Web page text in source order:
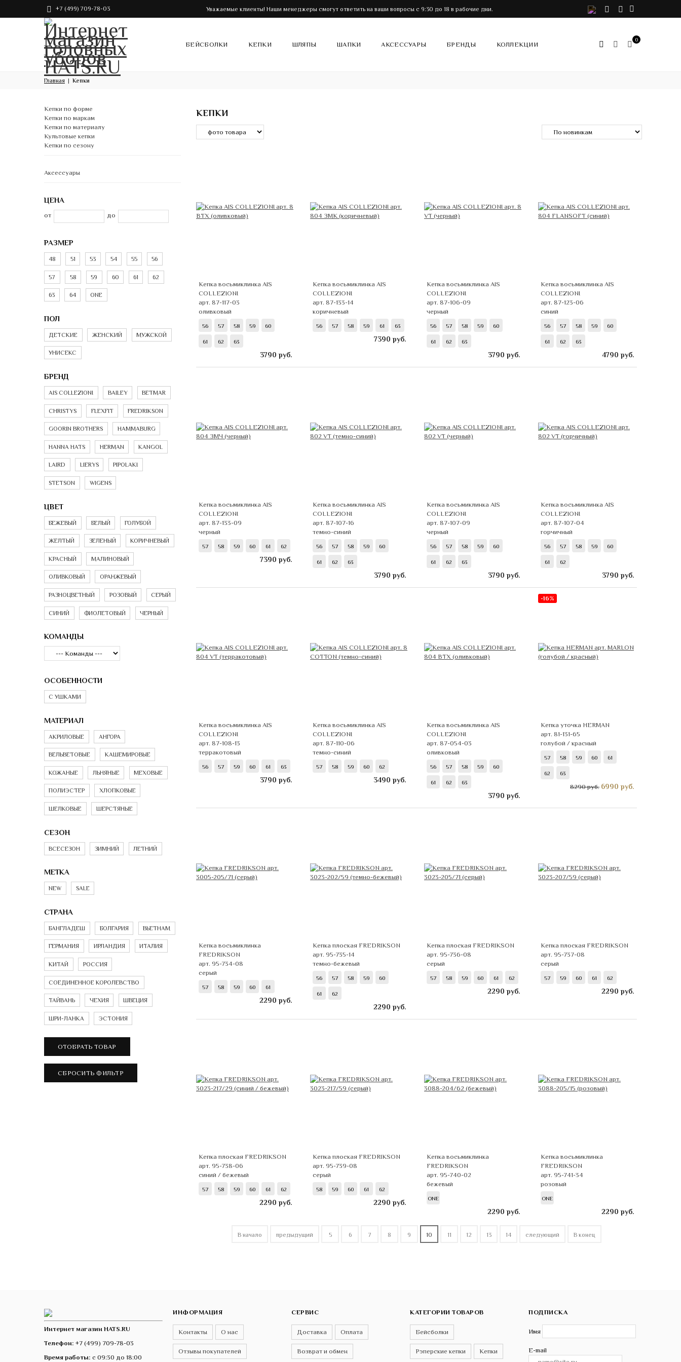
+7 (499) 709-78-03 Уважаемые клиенты! Наши менеджеры смогут ответить на ваши вопросы с 9:30 до 18 в рабочие дни. VK Telegram
БЕЙСБОЛКИ КЕПКИ ШЛЯПЫ ШАПКИ АКСЕССУАРЫ БРЕНДЫ КОЛЛЕКЦИИ
0
Главная Кепки
КЕПКИ
Кепка восьмиклинка AIS
COLLEZIONI
арт. 87-117-03
оливковый
56 57 58 59 60
61 62 63
3790 руб.
Кепка восьмиклинка AIS
COLLEZIONI
арт. 87-133-14
коричневый
56 57 58 59 61 63
7390 руб.
Кепка восьмиклинка AIS
COLLEZIONI
арт. 87-106-09
черный
56 57 58 59 60
61 62 63
3790 руб.
Кепка восьмиклинка AIS
COLLEZIONI
арт. 87-123-06
синий
56 57 58 59 60
61 62 63
4790 руб.
Кепка восьмиклинка AIS
COLLEZIONI
арт. 87-133-09
черный
57 58 59 60 61 62
7390 руб.
Кепка восьмиклинка AIS
COLLEZIONI
арт. 87-107-16
темно-синий
56 57 58 59 60
61 62 63
3790 руб.
Кепка восьмиклинка AIS
COLLEZIONI
арт. 87-107-09
черный
56 57 58 59 60
61 62 63
3790 руб.
Кепка восьмиклинка AIS
COLLEZIONI
арт. 87-107-04
горчичный
56 57 58 59 60
61 62
3790 руб.
Кепка восьмиклинка AIS
COLLEZIONI
арт. 87-108-13
терракотовый
56 57 59 60 61 63
3790 руб.
Кепка восьмиклинка AIS
COLLEZIONI
арт. 87-110-06
темно-синий
57 58 59 60 62
3490 руб.
Кепка восьмиклинка AIS
COLLEZIONI
арт. 87-054-03
оливковый
56 57 58 59 60
61 62 63
3790 руб.
-16%
Кепка уточка HERMAN
арт. 81-131-65
голубой / красный
57 58 59 60 61
62 63
8290 руб. 6990 руб.
Кепка восьмиклинка
FREDRIKSON
арт. 95-734-08
серый
57 58 59 60 61
2290 руб.
Кепка плоская FREDRIKSON
арт. 95-735-14
темно-бежевый
56 57 58 59 60
61 62
2290 руб.
Кепка плоская FREDRIKSON
арт. 95-736-08
серый
57 58 59 60 61 62
2290 руб.
Кепка плоская FREDRIKSON
арт. 95-737-08
серый
57 59 60 61 62
2290 руб.
Кепка плоская FREDRIKSON
арт. 95-738-06
синий / бежевый
57 58 59 60 61 62
2290 руб.
Кепка плоская FREDRIKSON
арт. 95-739-08
серый
58 59 60 61 62
2290 руб.
Кепка восьмиклинка
FREDRIKSON
арт. 95-740-02
бежевый
ONE
2290 руб.
Кепка восьмиклинка
FREDRIKSON
арт. 95-741-34
розовый
ONE
2290 руб.
В начало предыдущий 5 6 7 8 9 10 11 12 13 14 следующий В конец
Кепки по форме
Кепки по маркам
Кепки по материалу
Культовые кепки
Кепки по сезону
Аксессуары
ЦЕНА
от до
РАЗМЕР
48 51 53 54 55 56
57 58 59 60 61 62
63 64 ONE
ПОЛ
ДЕТСКИЕ ЖЕНСКИЙ МУЖСКОЙ
УНИСЕКС
БРЕНД
AIS COLLEZIONI BAILEY BETMAR
CHRISTYS FLEXFIT FREDRIKSON
GOORIN BROTHERS HAMMABURG
HANNA HATS HERMAN KANGOL
LAIRD LIERYS PIPOLAKI
STETSON WIGENS
ЦВЕТ
БЕЖЕВЫЙ БЕЛЫЙ ГОЛУБОЙ
ЖЕЛТЫЙ ЗЕЛЕНЫЙ КОРИЧНЕВЫЙ
КРАСНЫЙ МАЛИНОВЫЙ
ОЛИВКОВЫЙ ОРАНЖЕВЫЙ
РАЗНОЦВЕТНЫЙ РОЗОВЫЙ СЕРЫЙ
СИНИЙ ФИОЛЕТОВЫЙ ЧЕРНЫЙ
КОМАНДЫ
ОСОБЕННОСТИ
С УШКАМИ
МАТЕРИАЛ
АКРИЛОВЫЕ АНГОРА
ВЕЛЬВЕТОВЫЕ КАШЕМИРОВЫЕ
КОЖАНЫЕ ЛЬНЯНЫЕ МЕХОВЫЕ
ПОЛИЭСТЕР ХЛОПКОВЫЕ
ШЕЛКОВЫЕ ШЕРСТЯНЫЕ
СЕЗОН
ВСЕСЕЗОН ЗИМНИЙ ЛЕТНИЙ
МЕТКА
NEW SALE
СТРАНА
БАНГЛАДЕШ БОЛГАРИЯ ВЬЕТНАМ
ГЕРМАНИЯ ИРЛАНДИЯ ИТАЛИЯ
КИТАЙ РОССИЯ
СОЕДИНЕННОЕ КОРОЛЕВСТВО
ТАЙВАНЬ ЧЕХИЯ ШВЕЦИЯ
ШРИ-ЛАНКА ЭСТОНИЯ
Интернет магазин HATS.RU
Телефон: +7 (499) 709-78-03
Время работы: с 09:30 до 18:00
ИНФОРМАЦИЯ
Контакты О нас
Отзывы покупателей
СЕРВИС
Доставка Оплата
Возврат и обмен
КАТЕГОРИИ ТОВАРОВ
Бейсболки
Рэперские кепки Кепки
ПОДПИСКА
Имя
E-mail